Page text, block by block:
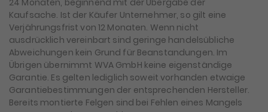
24 Monaten, beginnend mit der Übergabe der
Kaufsache. Ist der Käufer Unternehmer, so gilt eine
Verjährungsfrist von 12 Monaten. Wenn nicht
ausdrücklich vereinbart sind geringe handelsübliche
Abweichungen kein Grund für Beanstandungen. Im
Übrigen übernimmt WVA GmbH keine eigenständige
Garantie. Es gelten lediglich soweit vorhanden etwaige
Garantiebestimmungen der entsprechenden Hersteller.
Bereits montierte Felgen sind bei Fehlen eines Mangels